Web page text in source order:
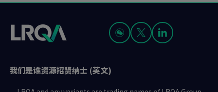
我们是谁资源招贤纳士 (英文)